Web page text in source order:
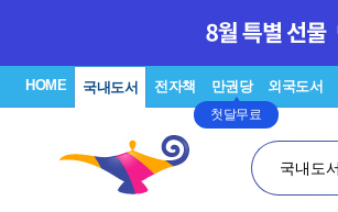
HOME 국내도서 전자책 만권당
첫달무료
외국도서
국내도